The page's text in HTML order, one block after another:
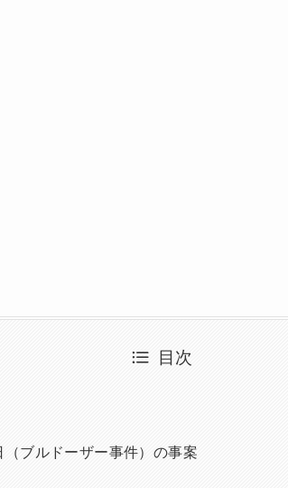
目次
ブルドーザー事件）の事案